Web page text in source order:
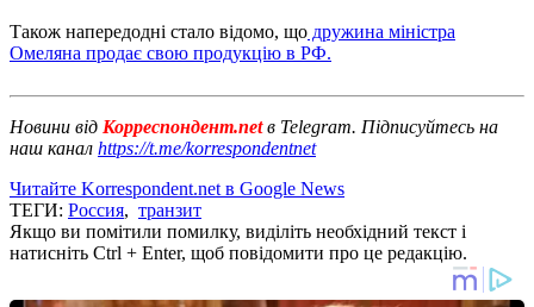
Також напередодні стало відомо, що дружина міністра
Омеляна продає свою продукцію в РФ.
Новини від Корреспондент.netв Telegram. Підписуйтесь на
наш канал https://t.me/korrespondentnet
Читайте Korrespondent.net в Google News
ТЕГИ: Россия, транзит
Якщо ви помітили помилку, виділіть необхідний текст і
натисніть Ctrl + Enter, щоб повідомити про це редакцію.